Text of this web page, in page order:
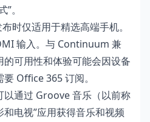
。
时仅适用于精选高端手机。
输入。与 Continuum 兼
可用性和体验可能会因设备
Office 365 订阅。
以通过 Groove 音乐（以前称
电视”应用获得音乐和视频